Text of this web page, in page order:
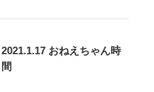
2021.1.17 おねえちゃん時
間